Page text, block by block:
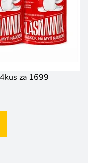
za 1699